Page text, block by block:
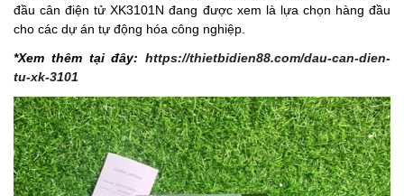
đầu cân điện tử XK3101N đang được xem là lựa chọn hàng đầu
cho các dự án tự động hóa công nghiệp.
*Xem thêm tại đây: https://thietbidien88.com/dau-can-dien-
tu-xk-3101